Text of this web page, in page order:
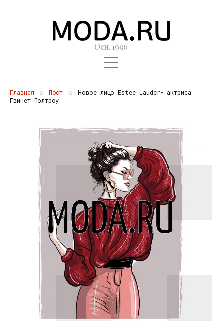
Осн. 1996
Главная Пост
Новое лицо Estee Lauder- актриса
Гвинет Пэлтроу